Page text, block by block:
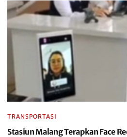
TRANSPORTASI
Stasiun Malang Terapkan Face